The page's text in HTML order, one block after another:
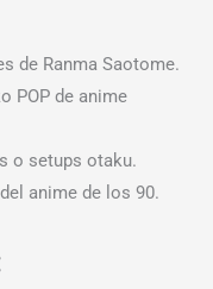
de Ranma Saotome.
POP de anime
o setups otaku.
anime de los 90.